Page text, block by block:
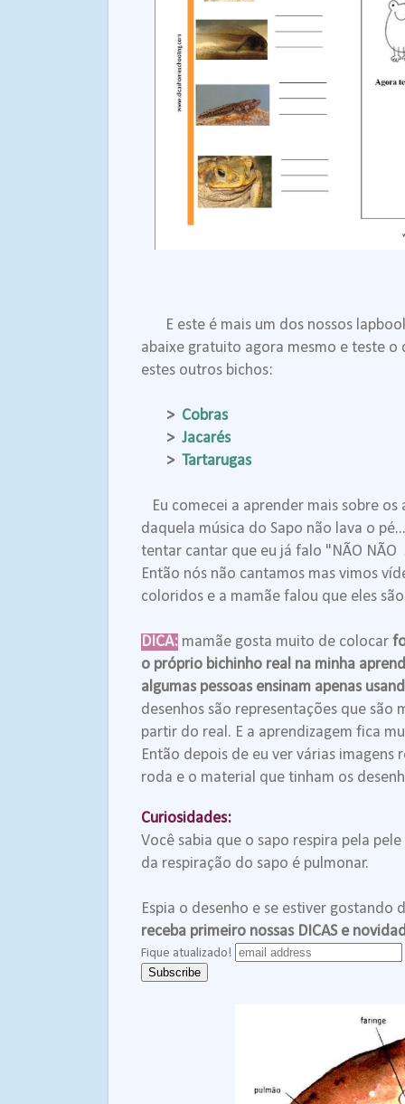
E este é mais um dos nossos
abaixe gratuito agora mesmo e teste o
estes outros bichos:
> Cobras
> Jacarés
> Tartarugas
Eu comecei a aprender mais sobre
daquela música do Sapo não lava o
tentar cantar que eu já falo "NÃO NÃO
Então nós não cantamos mas vimos
coloridos e a mamãe falou que eles
DICA: mamãe gosta muito de colocar
o próprio bichinho real na minha
algumas pessoas ensinam apenas
desenhos são representações que são
partir do real. E a aprendizagem fica
Então depois de eu ver várias imagens
roda e o material que tinham os
Curiosidades:
Você sabia que o sapo respira pela
da respiração do sapo é pulmonar.
Espia o desenho e se estiver gostando
receba primeiro nossas DICAS e
Fique atualizado!